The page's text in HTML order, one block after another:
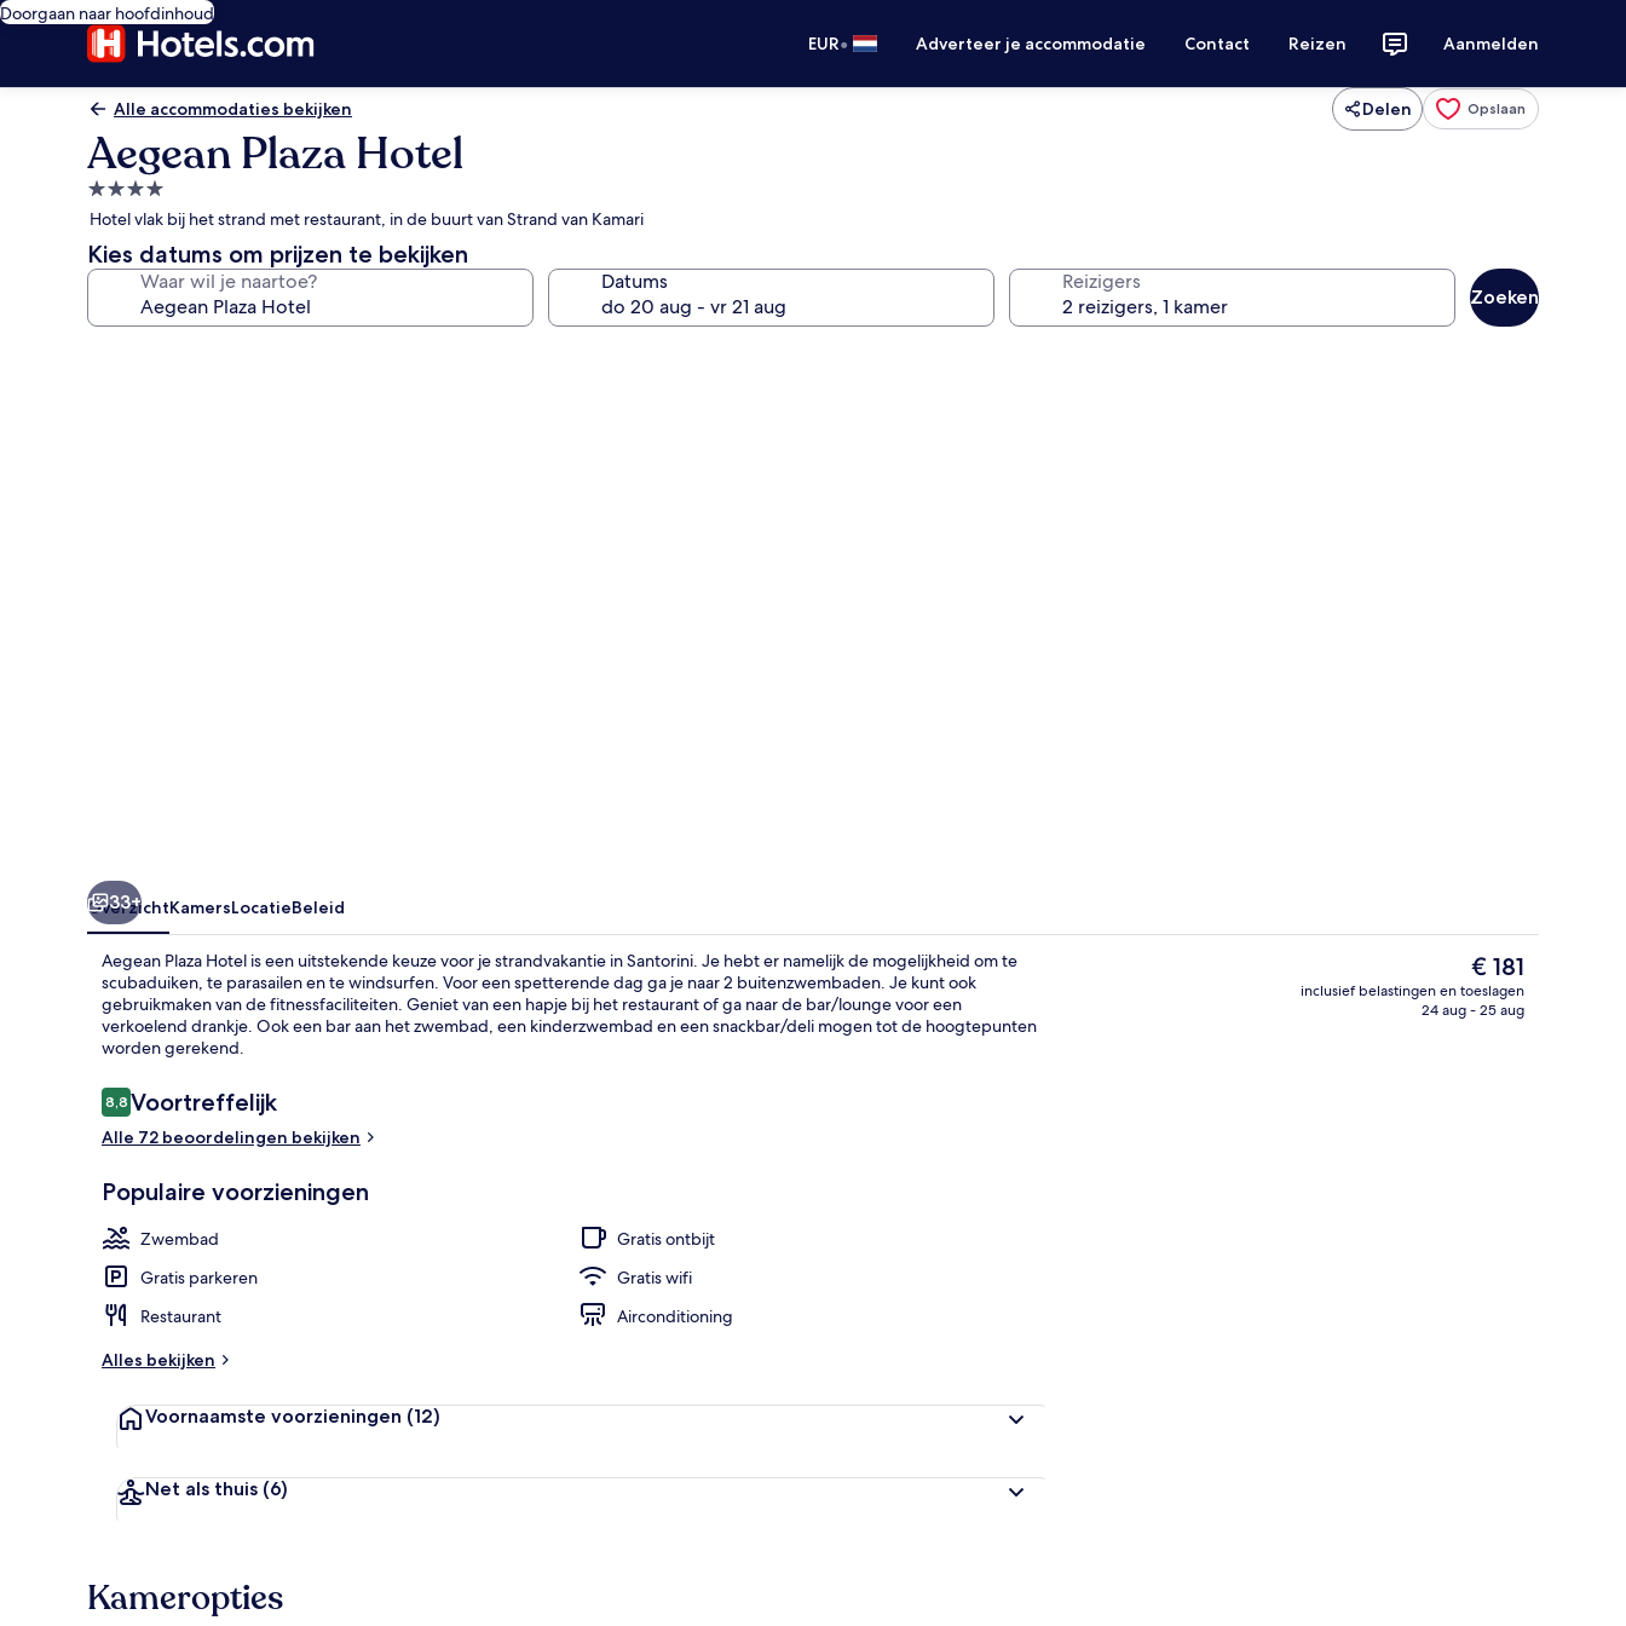
Doorgaan naar hoofdinhoud
EUR• Adverteer je accommodatie Contact Reizen Aanmelden
Alle accommodaties bekijken Delen Opslaan
Aegean Plaza Hotel
4.0-
sterrenaccommodatie
Hotel vlak bij het strand met restaurant, in de buurt van Strand van Kamari
Kies datums om prijzen te bekijken
Waar wil je naartoe? Datums Reizigers
Zoeken
Interieur Deluxe driepersoonskamer, 1
33+
OverzichtKamersLocatieBeleid
Aegean Plaza Hotel is een uitstekende keuze voor je strandvakantie in Santorini. Je hebt er namelijk de mogelijkheid om te
scubaduiken, te parasailen en te windsurfen. Voor een spetterende dag ga je naar 2 buitenzwembaden. Je kunt ook
gebruikmaken van de fitnessfaciliteiten. Geniet van een hapje bij het restaurant of ga naar de bar/lounge voor een
verkoelend drankje. Ook een bar aan het zwembad, een kinderzwembad en een snackbar/deli mogen tot de hoogtepunten
worden gerekend.
Beoordelingen
8,88,8 op 10 –
Voortreffelijk
Alle 72 beoordelingen bekijken
Populaire voorzieningen
Zwembad
Gratis ontbijt
Gratis parkeren
Gratis wifi
Restaurant
Airconditioning
Alles bekijken
Voornaamste voorzieningen (12)
Net als thuis (6)
De
huidige
prijs
€ 181
inclusief belastingen en toeslagen
24 aug - 25 aug
Kameropties